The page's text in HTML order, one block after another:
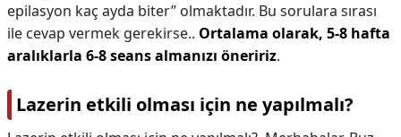
epilasyon kaç ayda biter” olmaktadır. Bu sorulara sırası
ile cevap vermek gerekirse.. Ortalama olarak, 5-8 hafta
aralıklarla 6-8 seans almanızı öneririz.
Lazerin etkili olması için ne yapılmalı?